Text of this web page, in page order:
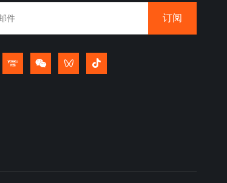
订阅